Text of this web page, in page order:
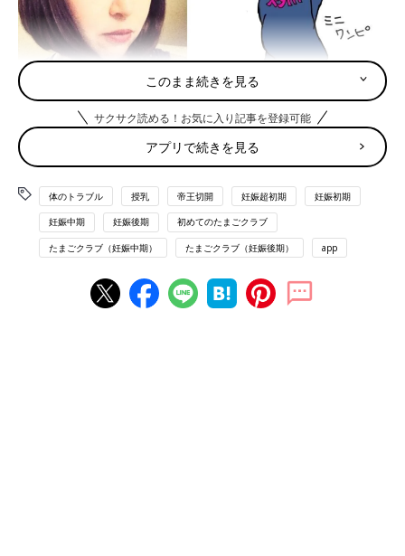
妊娠中の福田さん。抗がん剤治療により髪の毛が抜けたが、ウィッグや帽子などで
当時アパレルECサイトでライターをしていた34歳の福田さんに
は、気になることがありました。それは、右乳房上部にあったか
たいしこり。痛みはありませんでした。そんなとき、妊娠が判明
したのです。
「数カ月前に流産を経験していたので、今度こそは！という思い
があった妊娠でした。
右胸のしこりに気づいたのは妊娠判明前。ただ、痛みもなく、あ
まり深く考えていませんでした。それが少し痛くなってきたなと
このまま続きを見る
サクサク読める！お気に入り記事を登録可能
アプリで続きを見る
体のトラブル 授乳 帝王切開 妊娠超初期 妊娠初期
妊娠中期 妊娠後期 初めてのたまごクラブ
たまごクラブ（妊娠中期） たまごクラブ（妊娠後期） app